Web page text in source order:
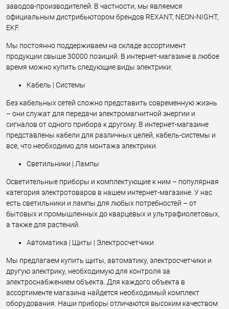
заводов-производителей. В частности, мы являемся
официальным дистрибьютором брендов REXANT, NEON-NIGHT,
EKF.
Мы постоянно поддерживаем на складе ассортимент
продукции свыше 30000 позиций. В интернет-магазине в любое
время можно купить следующие виды электрики:
Кабель | Системы
Без кабельных сетей сложно представить современную жизнь
– они служат для передачи электромагнитной энергии и
сигналов от одного прибора к другому. В интернет-магазине
представлены кабели для различных целей, кабель-системы и
все, что необходимо для монтажа электрики.
Светильники | Лампы
Осветительные приборы и комплектующие к ним – популярная
категория электротоваров в нашем интернет-магазине. У нас
есть светильники и лампы для любых потребностей – от
бытовых и промышленных до кварцевых и ультрафиолетовых,
а также для растений.
Автоматика | Щиты | Электросчетчики
Мы предлагаем купить щиты, автоматику, электросчетчики и
другую электрику, необходимую для контроля за
электроснабжением объекта. Для каждого объекта в
ассортименте магазина найдется необходимый комплект
оборудования. Наши приборы отличаются высоким качеством